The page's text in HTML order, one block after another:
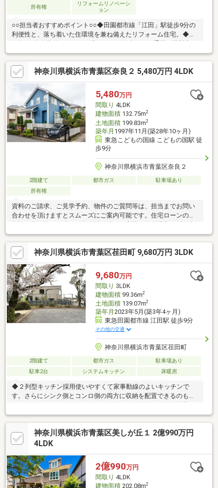
所有権
リフォームリノベーシ
ョン
○○担当者おすすめポイント○○◆田園都市線「江田」駅徒歩9分の
利便性と、落ち着いた住環境を兼ね備えたリフォーム住宅。◆東
好。開放感あふれる住まいです。◆カースペース付きで、お車を
お持ちのご家庭にも便利な設計。◆前面道路からフラットにアプ
ローチでき、毎日の移動もスムーズです。◆2018年9月リノベー
ション実施済み。室内は手直しの負担が少なく、そのままお住ま
いいただけます。◆周辺は閑静な住宅街のため、子育て世帯にも
おすすめの住環境です。【ライフインフォメーション】・荏田小
学校：約800m・荏田南中学校：約1900m
神奈川県横浜市青葉区奈良２ 5,480万円 4LDK
5,480万円
間取り 4LDK
建物面積132.75m2
土地面積199.83m2
築年月 1997年11月(築28年10ヶ月)
東急こどもの国線 こどもの国駅 徒
歩9分
神奈川県横浜市青葉区奈良２
2階建て 都市ガス
駐車場あり
所有権
資料のご請求、ご見学予約、物件のご質問等は、担当までお問い
合わせを頂けますとスムーズにご案内可能です。住宅ローンのご
容を、経験豊富なスタッフが、総合的にサポートをさせて頂きま
す。是非ともご希望、ご要望をお聞かせいただきたく存じます。
お問い合わせを心よりお待ちしております。
神奈川県横浜市青葉区荏田町 9,680万円 3LDK
9,680万円
間取り 3LDK
建物面積99.36m2
土地面積139.07m2
築年月 2023年5月(築3年4ヶ月)
東急田園都市線 江田駅 徒歩9分
その他の交通
神奈川県横浜市青葉区荏田町
2階建て 都市ガス
駐車場あり
駐車2台
システムキッチン 床暖房
◆２列型キッチン採用使いやすくて家事動線のよいキッチンで
す。さらにシンク側とコンロ側の両方に収納を配置できるのもメ
行き来できる回遊動線ができるため、食事を運んだり片付けたり
するのに便利です。◆中庭に自動潅水（かんすい）機を設置植物
に水を自動的に供給する事ができます。これにより、手間を省
き、効率的な水やりをできますので、植栽のお手入れが苦手な方
プルで開放的な雰囲気を演出したり、薄く細くスタイリッシュ
に、存在を空間に溶け込ませるような演出も可能になります。◆
車2台駐車可
神奈川県横浜市青葉区美しが丘１ 2億990万円
4LDK
2億990万円
間取り 4LDK
建物面積202.08m2